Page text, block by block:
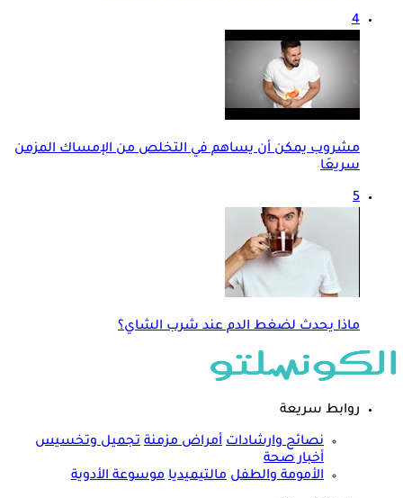
4
مشروب يمكن أن يساهم في التخلص من الإمساك المزمن
سريعَا
5
ماذا يحدث لضغط الدم عند شرب الشاي؟
روابط سريعة
نصائح وارشادات أمراض مزمنة تجميل وتخسيس
أخبار صحة
الأمومة والطفل مالتيميديا موسوعة الأدوية